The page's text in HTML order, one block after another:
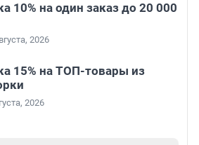
10% на один заказ до 20 000
2026
15% на ТОП-товары из
2026